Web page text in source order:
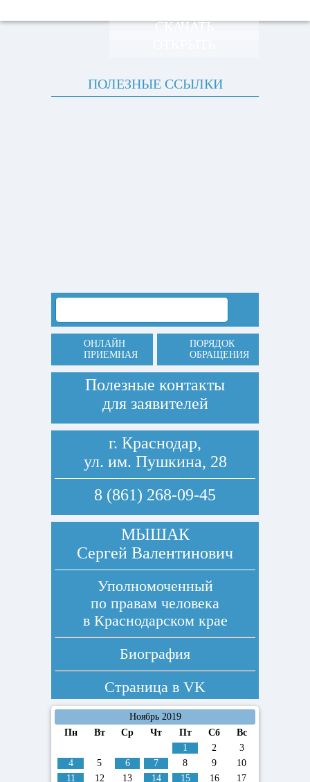
СКАЧАТЬ
ПОЛЕЗНЫЕ ССЫЛКИ
ОНЛАЙН
ПРИЕМНАЯ
ПОРЯДОК
ОБРАЩЕНИЯ
Полезные контакты
для заявителей
г. Краснодар,
ул. им. Пушкина, 28
8 (861) 268-09-45
МЫШАК
Сергей Валентинович
Уполномоченный
по правам человека
в Краснодарском крае
Биография
Страница в VK
Ноябрь 2019
Пн
Вт Ср Чт Пт Сб
Вс
1
2
3
4
5 6 7 8 9
10
11
12 13 14 15 16 17